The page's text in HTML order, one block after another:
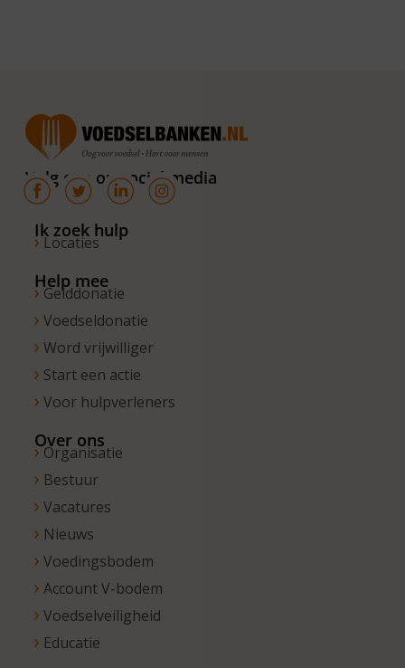
van 10.00 –
16.00 uur. Op
de vrijdagen
zijn wij
bereikbaar
van 10.00 –
Volg ons op social media
Ik zoek hulp
Locaties
Help mee
Gelddonatie
Voedseldonatie
Word vrijwilliger
Start een actie
Voor hulpverleners
Over ons
Organisatie
Bestuur
Vacatures
Nieuws
Voedingsbodem
Account V-bodem
Voedselveiligheid
Educatie